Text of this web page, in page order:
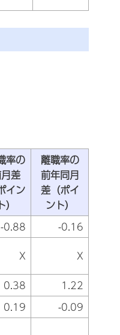
率の
差
イン
ト）
離職率の
前年同月
差（ポイ
ント）
-0.88
-0.16
X
X
0.38
1.22
0.19
-0.09